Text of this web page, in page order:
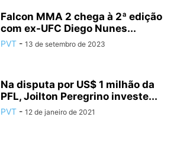
Falcon MMA 2 chega à 2ª edição
com ex-UFC Diego Nunes...
PVT - 13 de setembro de 2023
Na disputa por US$ 1 milhão da
PFL, Joilton Peregrino investe...
PVT - 12 de janeiro de 2021